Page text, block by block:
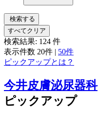
検索する
すべてクリア
検索結果: 124 件
表示件数 20件 | 50件
ピックアップとは？
今井皮膚泌尿器科
ピックアップ